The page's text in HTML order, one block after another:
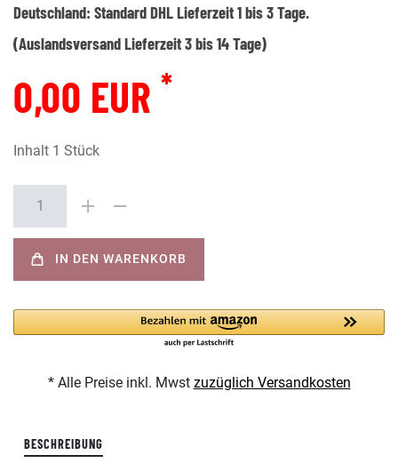
Deutschland: Standard DHL Lieferzeit 1 bis 3 Tage.
(Auslandsversand Lieferzeit 3 bis 14 Tage)
0,00 EUR *
Inhalt 1 Stück
IN DEN WARENKORB
* Alle Preise inkl. Mwst zuzüglich Versandkosten
BESCHREIBUNG